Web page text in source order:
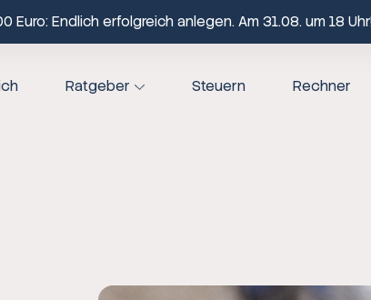
Euro: Endlich erfolgreich anlegen. Am 31.08. um 18
Ratgeber Steuern Rechner